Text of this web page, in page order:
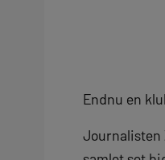
Endnu en
Journalisten